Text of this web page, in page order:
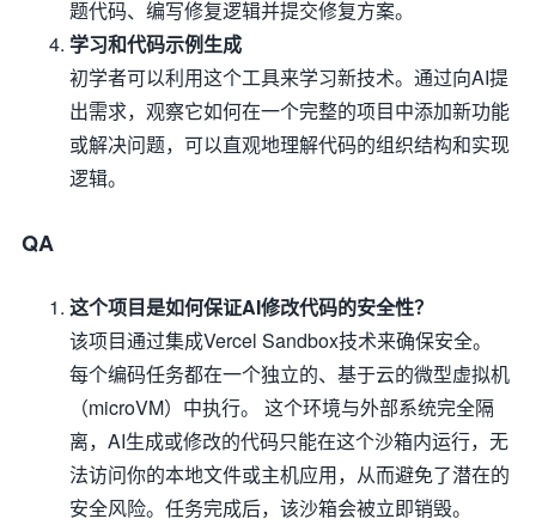
题代码、编写修复逻辑并提交修复方案。
学习和代码示例生成
初学者可以利用这个工具来学习新技术。通过向AI提
出需求，观察它如何在一个完整的项目中添加新功能
或解决问题，可以直观地理解代码的组织结构和实现
逻辑。
QA
这个项目是如何保证AI修改代码的安全性？
该项目通过集成Vercel Sandbox技术来确保安全。
每个编码任务都在一个独立的、基于云的微型虚拟机
（microVM）中执行。 这个环境与外部系统完全隔
离，AI生成或修改的代码只能在这个沙箱内运行，无
法访问你的本地文件或主机应用，从而避免了潜在的
安全风险。任务完成后，该沙箱会被立即销毁。